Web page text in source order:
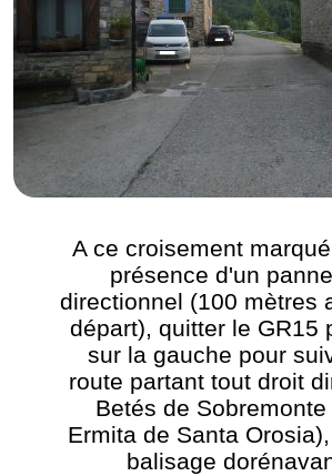
A ce croisement
présence d'un
directionnel (100 mètres
départ), quitter le GR15
sur la gauche pour
route partant tout droit
Betés de Sobremonte
Ermita de Santa
balisage